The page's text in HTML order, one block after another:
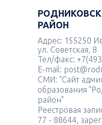
РАЙОН
Адрес: 155250
ул. Советская, 8
Тел/факс:
E-mail:
СМИ: "Сайт
образования
район"
Реестровая
77 - 88644,